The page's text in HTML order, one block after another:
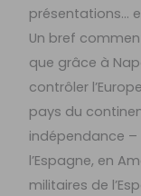
présentations…
Un bref
que grâce à
contrôler
pays du
indépendance
l’Espagne, en
militaires de